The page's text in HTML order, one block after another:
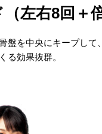
左右8回＋
盤を中央にキープし
る効果抜群。